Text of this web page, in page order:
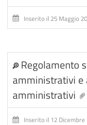
Inserito il 25 Maggio
Regolamento
amministrativi e
amministrativi
Inserito il 12 Dicembre